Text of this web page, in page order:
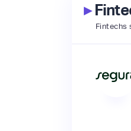
▸
Fintechs